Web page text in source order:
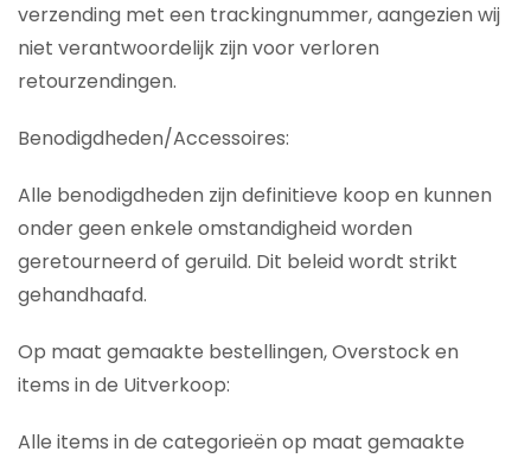
verzending met een trackingnummer, aangezien wij
niet verantwoordelijk zijn voor verloren
retourzendingen.
Benodigdheden/Accessoires:
Alle benodigdheden zijn definitieve koop en kunnen
onder geen enkele omstandigheid worden
geretourneerd of geruild. Dit beleid wordt strikt
gehandhaafd.
Op maat gemaakte bestellingen, Overstock en
items in de Uitverkoop:
Alle items in de categorieën op maat gemaakte